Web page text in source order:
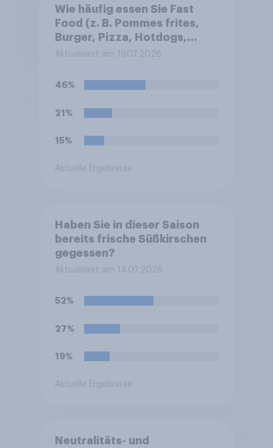
Wie häufig essen Sie Fast
Food (z. B. Pommes frites,
Burger, Pizza, Hotdogs,
Chicken Nuggets oder
Aktualisiert am 19.07.2026
46%
21%
15%
Aktuelle Ergebnisse
Haben Sie in dieser Saison
bereits frische Süßkirschen
gegessen?
Aktualisiert am 14.07.2026
52%
27%
19%
Aktuelle Ergebnisse
Neutralitäts- und